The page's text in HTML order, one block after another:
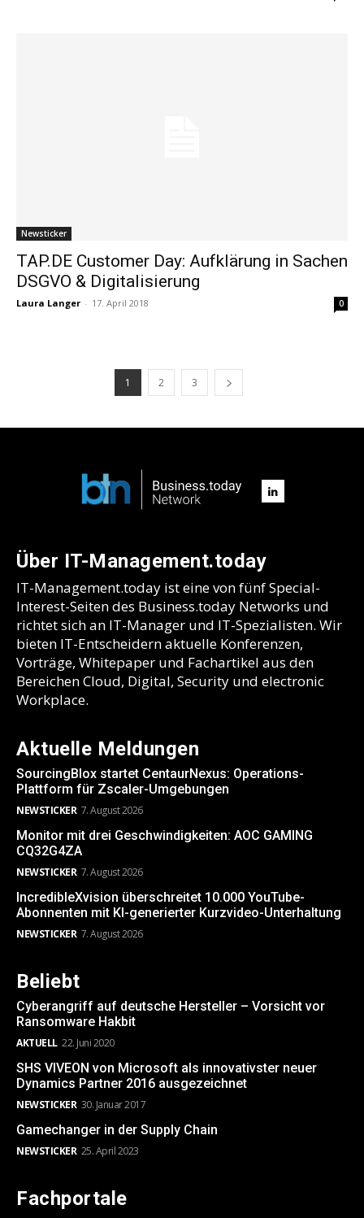
Newsticker
TAP.DE Customer Day: Aufklärung in Sachen
DSGVO & Digitalisierung
Laura Langer - 17. April 2018 0
1 2 3
Über IT-Management.today
IT-Management.today ist eine von fünf Special-
Interest-Seiten des Business.today Networks und
richtet sich an IT-Manager und IT-Spezialisten. Wir
bieten IT-Entscheidern aktuelle Konferenzen,
Vorträge, Whitepaper und Fachartikel aus den
Bereichen Cloud, Digital, Security und electronic
Workplace.
Aktuelle Meldungen
SourcingBlox startet CentaurNexus: Operations-
Plattform für Zscaler-Umgebungen
NEWSTICKER 7. August 2026
Monitor mit drei Geschwindigkeiten: AOC GAMING
CQ32G4ZA
NEWSTICKER 7. August 2026
IncredibleXvision überschreitet 10.000 YouTube-
Abonnenten mit KI-generierter Kurzvideo-Unterhaltung
NEWSTICKER 7. August 2026
Beliebt
Cyberangriff auf deutsche Hersteller – Vorsicht vor
Ransomware Hakbit
AKTUELL 22. Juni 2020
SHS VIVEON von Microsoft als innovativster neuer
Dynamics Partner 2016 ausgezeichnet
NEWSTICKER 30. Januar 2017
Gamechanger in der Supply Chain
NEWSTICKER 25. April 2023
Fachportale